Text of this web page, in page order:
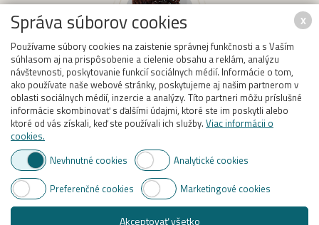
RADI VÁM PORADÍME
Radi Vám pomôžeme s
výberom správneho produktu,
stačí kontaktovať našich
obchodných zástupcov.
KAMENNÝ OBCHOD
Naša kamenná predajňa sa
nachádza na ulici Jašíkova 22 v
Bratislave - Ružinov, ste
X
Správa súborov cookies
Používame súbory cookies na zaistenie správnej funkčnosti a s Vaším
súhlasom aj na prispôsobenie a cielenie obsahu a reklám, analýzu
návštevnosti, poskytovanie funkcií sociálnych médií. Informácie o tom,
ako používate naše webové stránky, poskytujeme aj našim partnerom v
oblasti sociálnych médií, inzercie a analýzy. Títo partneri môžu príslušné
informácie skombinovať s ďalšími údajmi, ktoré ste im poskytli alebo
ktoré od vás získali, keď ste používali ich služby. Viac informácii o
cookies.
Nevhnutné cookies
Analytické cookies
Preferenčné cookies
Marketingové cookies
Akceptovať všetko